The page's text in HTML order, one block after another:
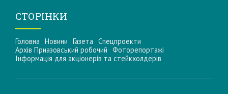
СТОРІНКИ
Головна Новини Газета Спецпроекти
Архів Приазовський робочий Фоторепортажі
Інформацiя для акцiонерiв та стейкхолдерiв